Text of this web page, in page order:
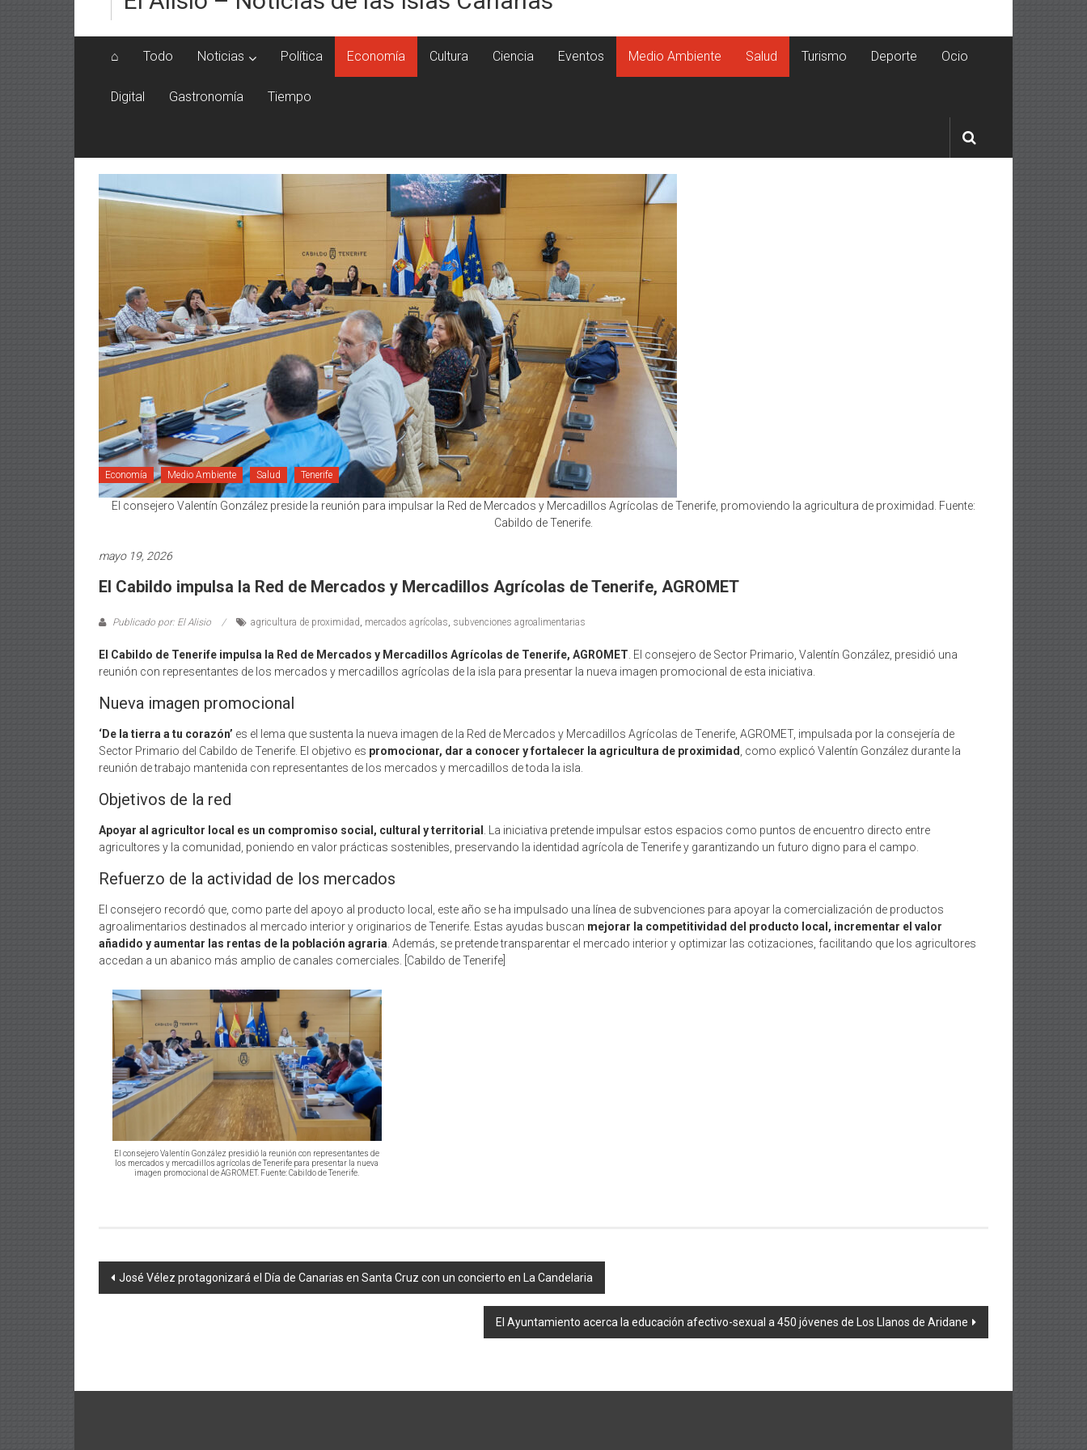
⌂ Todo Noticias Política Economía Cultura Ciencia Eventos Medio Ambiente Salud Turismo Deporte Ocio
Digital Gastronomía Tiempo
Economía Medio Ambiente Salud Tenerife
El consejero Valentín González preside la reunión para impulsar la Red de Mercados y Mercadillos Agrícolas de Tenerife, promoviendo la agricultura de proximidad. Fuente:
Cabildo de Tenerife.
mayo 19, 2026
El Cabildo impulsa la Red de Mercados y Mercadillos Agrícolas de Tenerife, AGROMET
Publicado por: El Alisio agricultura de proximidad, mercados agrícolas, subvenciones agroalimentarias
El Cabildo de Tenerife impulsa la Red de Mercados y Mercadillos Agrícolas de Tenerife, AGROMET . El consejero de Sector Primario, Valentín González, presidió una
reunión con representantes de los mercados y mercadillos agrícolas de la isla para presentar la nueva imagen promocional de esta iniciativa.
Nueva imagen promocional
‘De la tierra a tu corazón’ es el lema que sustenta la nueva imagen de la Red de Mercados y Mercadillos Agrícolas de Tenerife, AGROMET, impulsada por la consejería de
Sector Primario del Cabildo de Tenerife. El objetivo es promocionar, dar a conocer y fortalecer la agricultura de proximidad
, como explicó Valentín González durante la
reunión de trabajo mantenida con representantes de los mercados y mercadillos de toda la isla.
Objetivos de la red
Apoyar al agricultor local es un compromiso social, cultural y territorial
. La iniciativa pretende impulsar estos espacios como puntos de encuentro directo entre
agricultores y la comunidad, poniendo en valor prácticas sostenibles, preservando la identidad agrícola de Tenerife y garantizando un futuro digno para el campo.
Refuerzo de la actividad de los mercados
El consejero recordó que, como parte del apoyo al producto local, este año se ha impulsado una línea de subvenciones para apoyar la comercialización de productos
agroalimentarios destinados al mercado interior y originarios de Tenerife. Estas ayudas buscan mejorar la competitividad del producto local, incrementar el valor
añadido y aumentar las rentas de la población agraria . Además, se pretende transparentar el mercado interior y optimizar las cotizaciones, facilitando que los agricultores
accedan a un abanico más amplio de canales comerciales. [Cabildo de Tenerife]
El consejero Valentín González presidió la reunión con representantes de
los mercados y mercadillos agrícolas de Tenerife para presentar la nueva
imagen promocional de AGROMET. Fuente: Cabildo de Tenerife.
Navegación
José Vélez protagonizará el Día de Canarias en Santa Cruz con un concierto en La Candelaria
El Ayuntamiento acerca la educación afectivo-sexual a 450 jóvenes de Los Llanos de Aridane